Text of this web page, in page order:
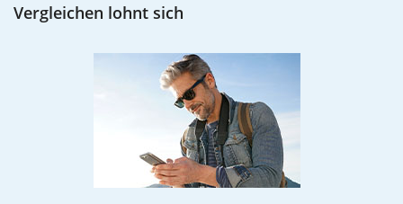
Vergleichen lohnt sich